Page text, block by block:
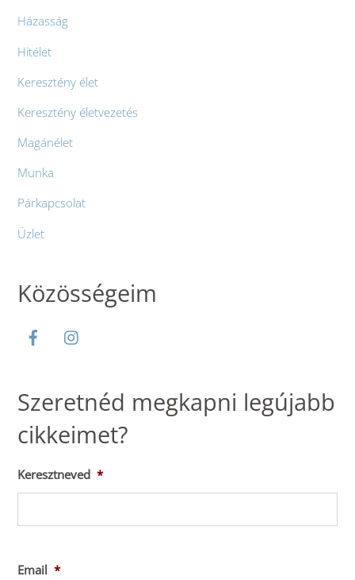
Házasság
Hitélet
Keresztény élet
Keresztény életvezetés
Magánélet
Munka
Párkapcsolat
Üzlet
Közösségeim
Szeretnéd megkapni legújabb
cikkeimet?
Keresztneved *
Email *